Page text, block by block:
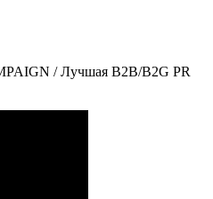
/ Лучшая B2B/B2G PR